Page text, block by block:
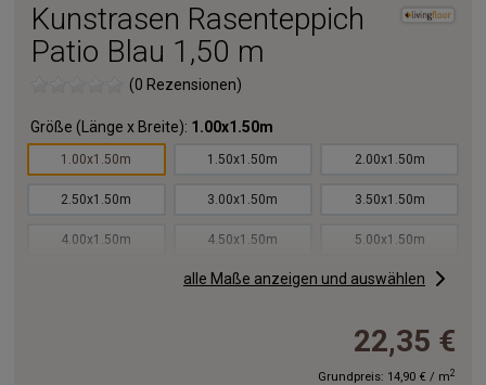
Kunstrasen Rasenteppich
Patio Blau 1,50 m
(0 Rezensionen)
Größe (Länge x Breite): 1.00x1.50m
1.00x1.50m 1.50x1.50m 2.00x1.50m
2.50x1.50m 3.00x1.50m 3.50x1.50m
4.00x1.50m 4.50x1.50m 5.00x1.50m
6.00x1.50m 6.50x1.50m
9.50x1.50m
alle Maße anzeigen und auswählen
22,35 €
Grundpreis: 14,90 € / m2